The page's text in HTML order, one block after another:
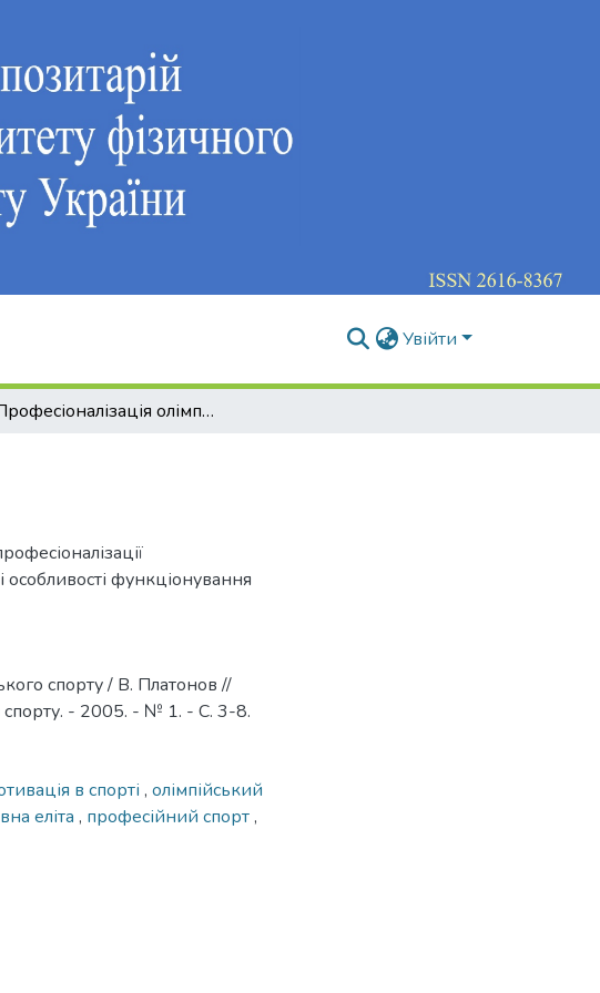
Увійти
Професіоналізація олімпійського спорту
особливості функціонування
спорту / В. Платонов //
спорту. - 2005. - № 1. - С. 3-8.
в спорті , олімпійський
еліта , професійний спорт,